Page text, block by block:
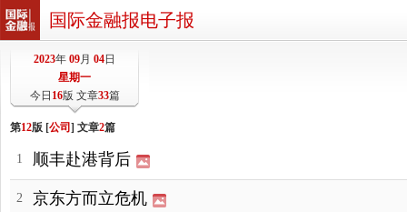
国际金融报电子报
2023年 09月 04日
星期一
今日 16版 文章33篇
第12版 [公司 ] 文章2篇
1 顺丰赴港背后
2 京东方而立危机